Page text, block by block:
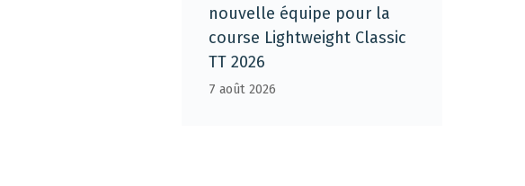
nouvelle équipe pour la
course Lightweight Classic
TT 2026
7 août 2026